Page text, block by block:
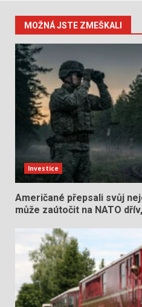
MOŽNÁ JSTE ZMEŠKALI
Investice
Američané přepsali svůj
může zaútočit na NATO